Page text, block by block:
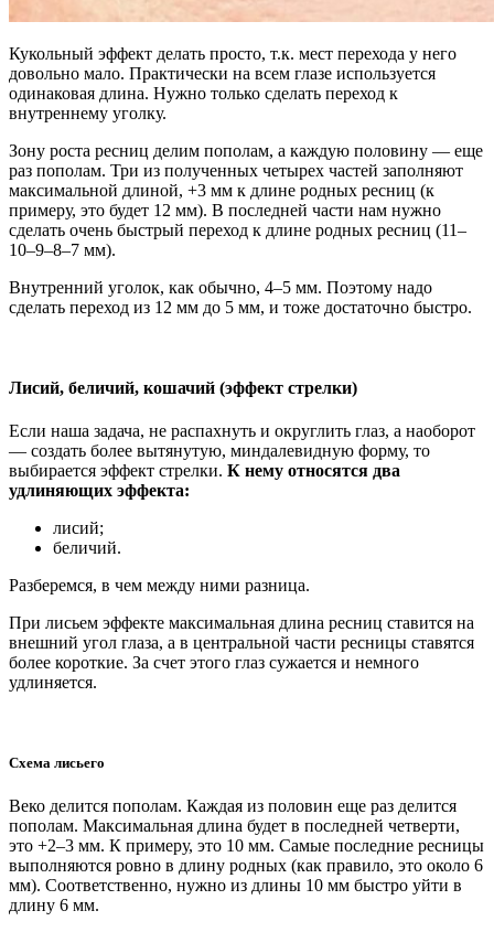
Кукольный эффект делать просто, т.к. мест перехода у него
довольно мало. Практически на всем глазе используется
одинаковая длина. Нужно только сделать переход к
внутреннему уголку.
Зону роста ресниц делим пополам, а каждую половину — еще
раз пополам. Три из полученных четырех частей заполняют
максимальной длиной, +3 мм к длине родных ресниц (к
примеру, это будет 12 мм). В последней части нам нужно
сделать очень быстрый переход к длине родных ресниц (11–
10–9–8–7 мм).
Внутренний уголок, как обычно, 4–5 мм. Поэтому надо
сделать переход из 12 мм до 5 мм, и тоже достаточно быстро.
Лисий, беличий, кошачий (эффект стрелки)
Если наша задача, не распахнуть и округлить глаз, а наоборот
— создать более вытянутую, миндалевидную форму, то
выбирается эффект стрелки. К нему относятся два
удлиняющих эффекта:
лисий;
беличий.
Разберемся, в чем между ними разница.
При лисьем эффекте максимальная длина ресниц ставится на
внешний угол глаза, а в центральной части ресницы ставятся
более короткие. За счет этого глаз сужается и немного
удлиняется.
Схема лисьего
Веко делится пополам. Каждая из половин еще раз делится
пополам. Максимальная длина будет в последней четверти,
это +2–3 мм. К примеру, это 10 мм. Самые последние ресницы
выполняются ровно в длину родных (как правило, это около 6
мм). Соответственно, нужно из длины 10 мм быстро уйти в
длину 6 мм.